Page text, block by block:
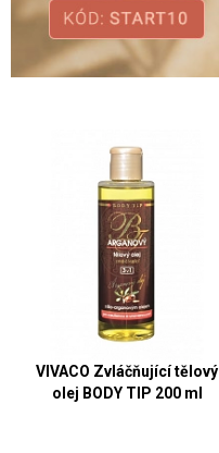
VIVACO Zvláčňující tělový
olej BODY TIP 200 ml